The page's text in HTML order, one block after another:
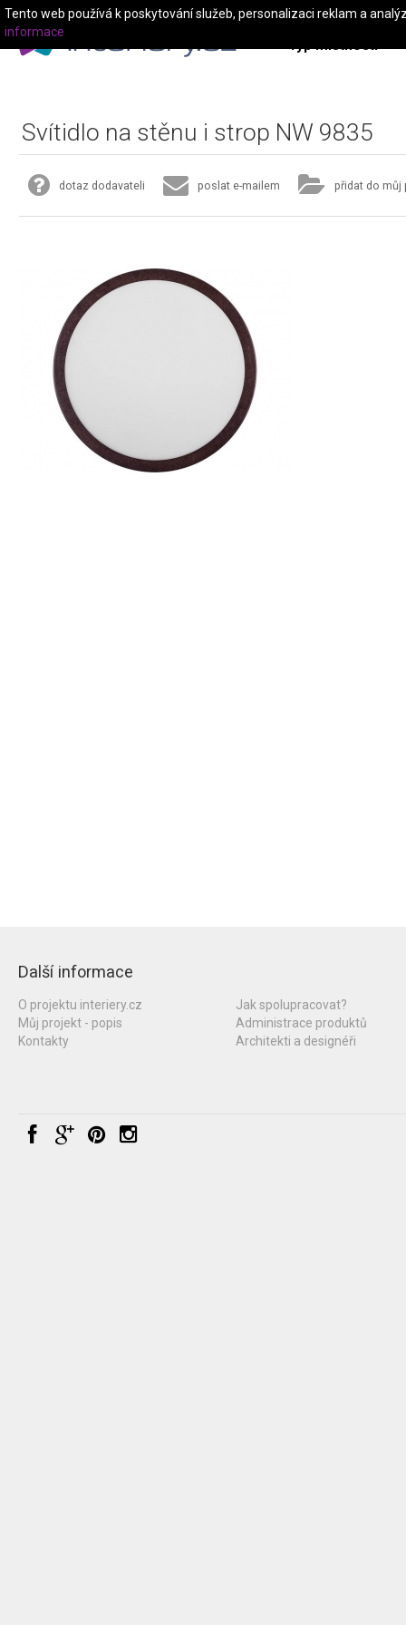
Typ místnosti
Svítidlo na stěnu i strop NW 9835
dotaz dodavateli poslat e-mailem přidat do můj
Další informace
O projektu interiery.cz
Můj projekt - popis
Kontakty
Jak spolupracovat?
Administrace produktů
Architekti a designéři
Tento web používá k poskytování služeb, personalizaci reklam a
informace